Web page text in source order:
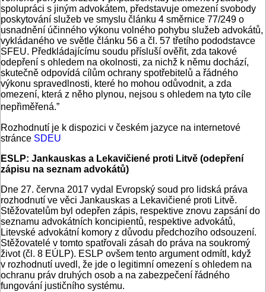
spolupráci s jiným advokátem, představuje omezení svobody
poskytování služeb ve smyslu článku 4 směrnice 77/249 o
usnadnění účinného výkonu volného pohybu služeb advokátů,
vykládaného ve světle článku 56 a čl. 57 třetího pododstavce
SFEU. Předkládajícímu soudu přísluší ověřit, zda takové
odepření s ohledem na okolnosti, za nichž k němu dochází,
skutečně odpovídá cílům ochrany spotřebitelů a řádného
výkonu spravedlnosti, které ho mohou odůvodnit, a zda
omezení, která z něho plynou, nejsou s ohledem na tyto cíle
nepřiměřená.”
Rozhodnutí je k dispozici v českém jazyce na internetové
stránce SDEU
ESLP: Jankauskas a Lekavičiené proti Litvě (odepření
zápisu na seznam advokátů)
Dne 27. června 2017 vydal Evropský soud pro lidská práva
rozhodnutí ve věci Jankauskas a Lekavičiené proti Litvě.
Stěžovatelům byl odepřen zápis, respektive znovu zapsání do
seznamu advokátních koncipientů, respektive advokátů,
Litevské advokátní komory z důvodu předchozího odsouzení.
Stěžovatelé v tomto spatřovali zásah do práva na soukromý
život (čl. 8 EÚLP). ESLP ovšem tento argument odmítl, když
v rozhodnutí uvedl, že jde o legitimní omezení s ohledem na
ochranu práv druhých osob a na zabezpečení řádného
fungování justičního systému.